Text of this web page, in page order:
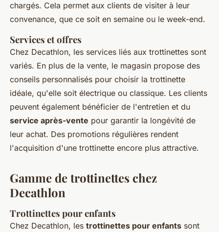
chargés. Cela permet aux clients de visiter à leur
convenance, que ce soit en semaine ou le week-end.
Services et offres
Chez Decathlon, les services liés aux trottinettes sont
variés. En plus de la vente, le magasin propose des
conseils personnalisés pour choisir la trottinette
idéale, qu'elle soit électrique ou classique. Les clients
peuvent également bénéficier de l'entretien et du
service après-vente pour garantir la longévité de
leur achat. Des promotions régulières rendent
l'acquisition d'une trottinette encore plus attractive.
Gamme de trottinettes chez
Decathlon
Trottinettes pour enfants
Chez Decathlon, les trottinettes pour enfants sont